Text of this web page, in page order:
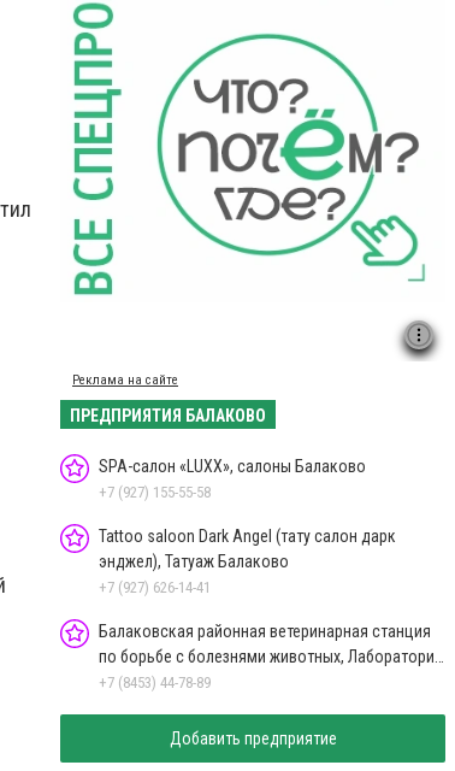
Реклама на сайте
ПРЕДПРИЯТИЯ БАЛАКОВО
SPA-салон «LUXX», салоны Балаково
+7 (927) 155-55-58
Tattoo saloon Dark Angel (тату салон дарк
энджел), Татуаж Балаково
+7 (927) 626-14-41
Балаковская районная ветеринарная станция
по борьбе с болезнями животных, Лаборатории
Балаково
+7 (8453) 44-78-89
Добавить предприятие